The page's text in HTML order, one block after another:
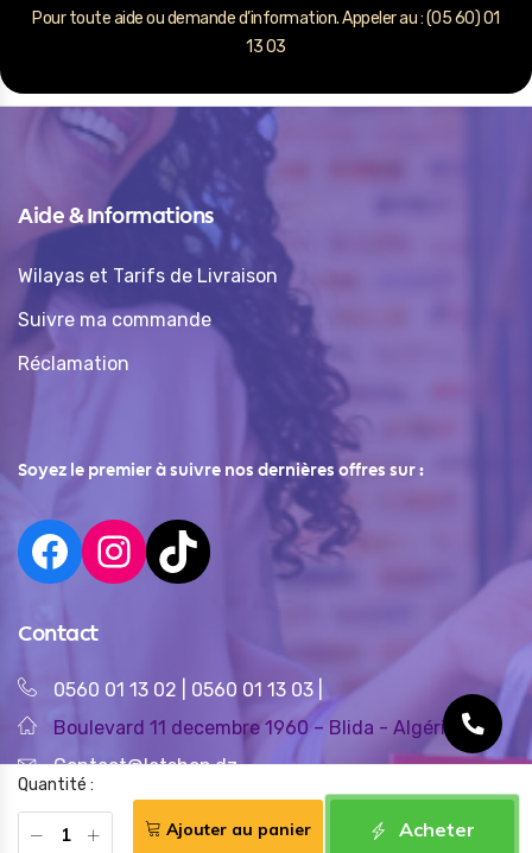
Quantité :
Acheter
Ajouter au panier
Pour toute aide ou demande d’information. Appeler au : (05 60) 01
13 03
Aide & Informations
Wilayas et Tarifs de Livraison
Suivre ma commande
Réclamation
Soyez le premier à suivre nos dernières offres sur :
Contact
0560 01 13 02 0560 01 13 03
Boulevard 11 decembre 1960 – Blida - Algérie
Contact@letshop.dz